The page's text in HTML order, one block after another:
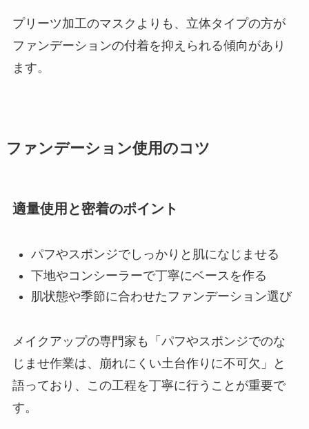
プリーツ加工のマスクよりも、立体タイプの方が
ファンデーションの付着を抑えられる傾向があり
ます。
ファンデーション使用のコツ
適量使用と密着のポイント
パフやスポンジでしっかりと肌になじませる
下地やコンシーラーで丁寧にベースを作る
肌状態や季節に合わせたファンデーション選び
メイクアップの専門家も「パフやスポンジでのな
じませ作業は、崩れにくい土台作りに不可欠」と
語っており、この工程を丁寧に行うことが重要で
す。